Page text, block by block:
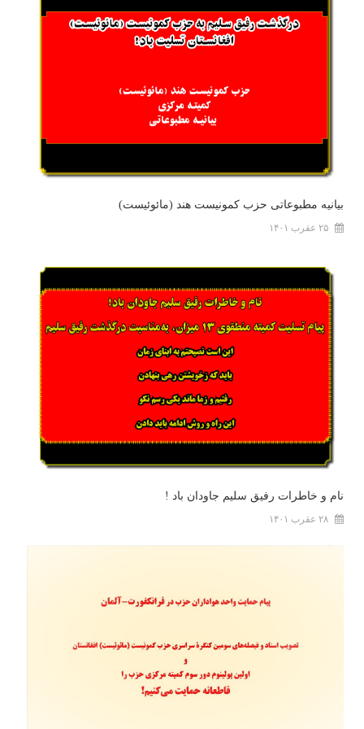
بیانیه مطبوعاتی حزب کمونیست هند (مائوئیست)
۲۵ عقرب ۱۴۰۱
نام و خاطرات رفیق سلیم جاودان باد !
۲۸ عقرب ۱۴۰۱